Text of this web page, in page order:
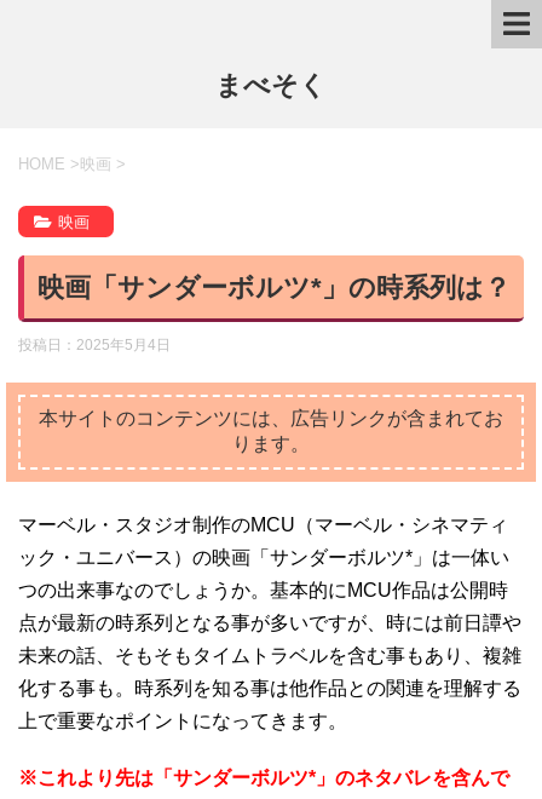
まべそく
HOME > 映画 >
映画
映画「サンダーボルツ*」の時系列は？
投稿日： 2025年5月4日
本サイトのコンテンツには、広告リンクが含まれてお
ります。
マーベル・スタジオ制作のMCU（マーベル・シネマティ
ック・ユニバース）の映画「サンダーボルツ*」は一体い
つの出来事なのでしょうか。基本的にMCU作品は公開時
点が最新の時系列となる事が多いですが、時には前日譚や
未来の話、そもそもタイムトラベルを含む事もあり、複雑
化する事も。時系列を知る事は他作品との関連を理解する
上で重要なポイントになってきます。
※これより先は「サンダーボルツ*」のネタバレを含んで